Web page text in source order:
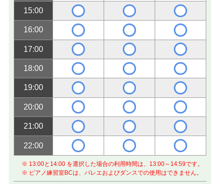
15:00
16:00
17:00
18:00
19:00
20:00
21:00
22:00
※ 13:00と14:00 を選択した場合の利用時間は、13:00～14:59です。
※ ピアノ練習室BCは、バレエおよびダンスでの使用はできません。